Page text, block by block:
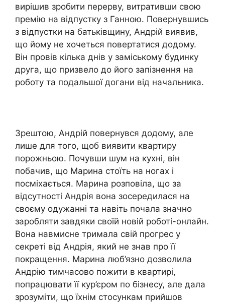
вирішив зробити перерву, витративши свою
премію на відпустку з Ганною. Повернувшись
з відпустки на батьківщину, Андрій виявив,
що йому не хочеться повертатися додому.
Він провів кілька днів у заміському будинку
друга, що призвело до його запізнення на
роботу та подальшої догани від начальника.
Зрештою, Андрій повернувся додому, але
лише для того, щоб виявити квартиру
порожньою. Почувши шум на кухні, він
побачив, що Марина стоїть на ногах і
посміхається. Марина розповіла, що за
відсутності Андрія вона зосередилася на
своєму одужанні та навіть почала значно
заробляти завдяки своїй новій роботі-онлайн.
Вона навмисне тримала свій прогрес у
секреті від Андрія, який не знав про її
покращення. Марина люб’язно дозволила
Андрію тимчасово пожити в квартирі,
попрацювати її кур’єром по бізнесу, але дала
зрозуміти, що їхнім стосункам прийшов